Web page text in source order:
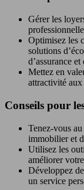
Gérer les
Optimisez les
solutions
d’assurance et
Mettez en
attractivité
Conseils pour
Tenez-vous
immobilier et
Utilisez les
améliorer
Développez
un service